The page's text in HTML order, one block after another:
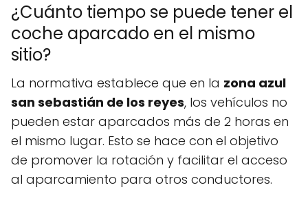
¿Cuánto tiempo se puede tener el
coche aparcado en el mismo
sitio?
La normativa establece que en la zona azul
san sebastián de los reyes, los vehículos no
pueden estar aparcados más de 2 horas en
el mismo lugar. Esto se hace con el objetivo
de promover la rotación y facilitar el acceso
al aparcamiento para otros conductores.